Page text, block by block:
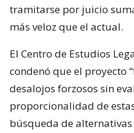
tramitarse por juicio
más veloz que el actual.
El Centro de Estudios
condenó que el proyecto
desalojos forzosos sin
proporcionalidad de
búsqueda de